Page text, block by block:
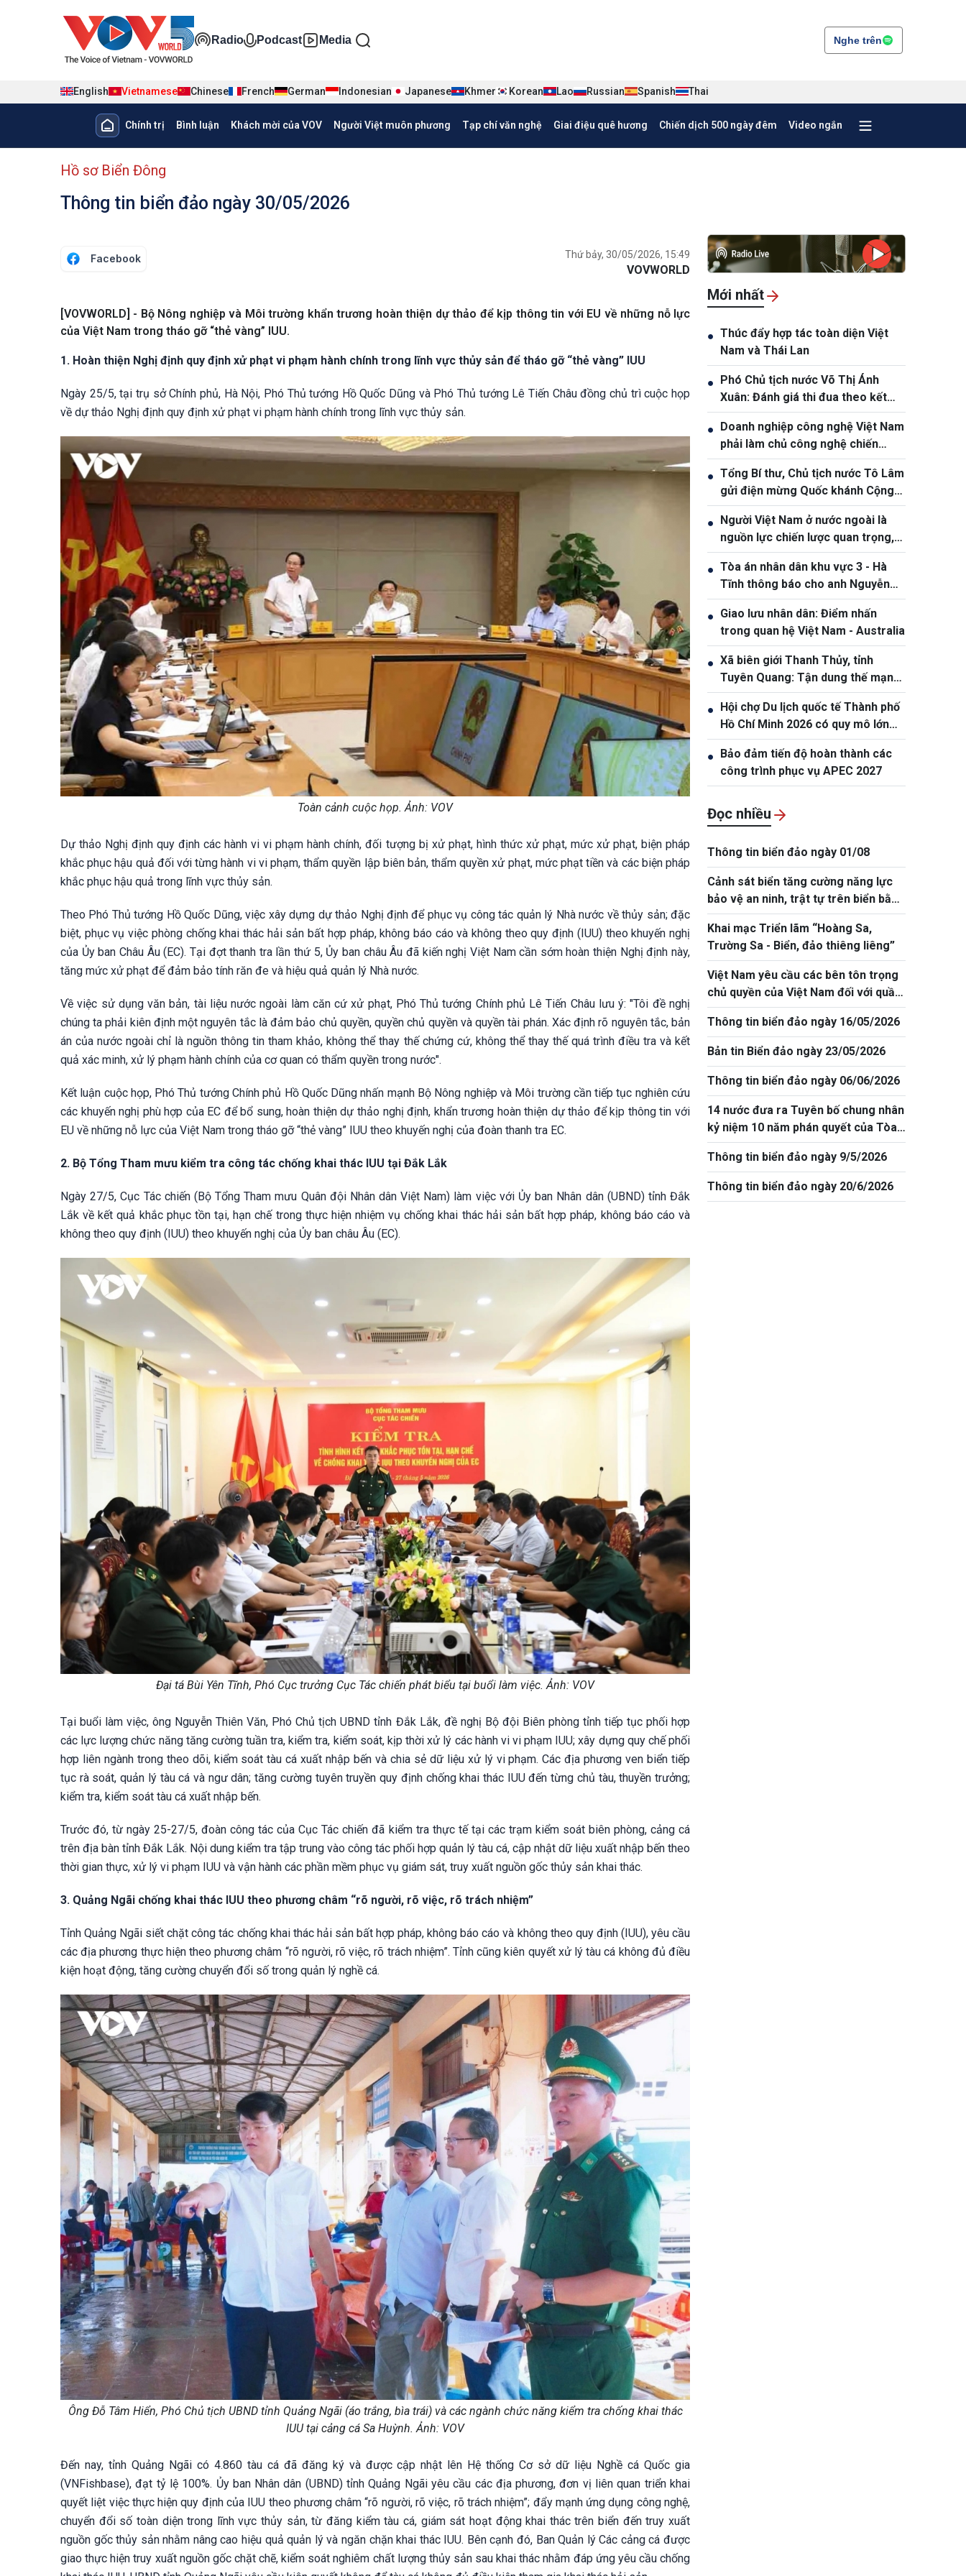
Đa phương tiện tiếng Việt
Radio Podcast Media Nghe trên
English Vietnamese Chinese French German Indonesian Japanese Khmer Korean Lao Russian Spanish Thai
Main navigation
Chính trị Bình luận Khách mời của VOV Người Việt muôn phương Tạp chí văn nghệ Giai điệu quê hương Chiến dịch 500 ngày đêm Video ngắn
menu phụ tiếng Việt
Hồ sơ Biển Đông
Thông tin biển đảo ngày 30/05/2026
Facebook Thứ bảy, 30/05/2026, 15:49
VOVWORLD
[VOVWORLD] - Bộ Nông nghiệp và Môi trường khẩn trương hoàn thiện dự thảo để kịp thông tin với EU về những nỗ lực
của Việt Nam trong tháo gỡ “thẻ vàng” IUU.
1. Hoàn thiện Nghị định quy định xử phạt vi phạm hành chính trong lĩnh vực thủy sản để tháo gỡ “thẻ vàng” IUU
Ngày 25/5, tại trụ sở Chính phủ, Hà Nội, Phó Thủ tướng Hồ Quốc Dũng và Phó Thủ tướng Lê Tiến Châu đồng chủ trì cuộc họp
về dự thảo Nghị định quy định xử phạt vi phạm hành chính trong lĩnh vực thủy sản.
Toàn cảnh cuộc họp. Ảnh: VOV
Dự thảo Nghị định quy định các hành vi vi phạm hành chính, đối tượng bị xử phạt, hình thức xử phạt, mức xử phạt, biện pháp
khắc phục hậu quả đối với từng hành vi vi phạm, thẩm quyền lập biên bản, thẩm quyền xử phạt, mức phạt tiền và các biện pháp
khắc phục hậu quả trong lĩnh vực thủy sản.
Theo Phó Thủ tướng Hồ Quốc Dũng, việc xây dựng dự thảo Nghị định để phục vụ công tác quản lý Nhà nước về thủy sản; đặc
biệt, phục vụ việc phòng chống khai thác hải sản bất hợp pháp, không báo cáo và không theo quy định (IUU) theo khuyến nghị
của Ủy ban Châu Âu (EC). Tại đợt thanh tra lần thứ 5, Ủy ban châu Âu đã kiến nghị Việt Nam cần sớm hoàn thiện Nghị định này,
tăng mức xử phạt để đảm bảo tính răn đe và hiệu quả quản lý Nhà nước.
Về việc sử dụng văn bản, tài liệu nước ngoài làm căn cứ xử phạt, Phó Thủ tướng Chính phủ Lê Tiến Châu lưu ý: "Tôi đề nghị
chúng ta phải kiên định một nguyên tắc là đảm bảo chủ quyền, quyền chủ quyền và quyền tài phán. Xác định rõ nguyên tắc, bản
án của nước ngoài chỉ là nguồn thông tin tham khảo, không thể thay thế chứng cứ, không thể thay thế quá trình điều tra và kết
quả xác minh, xử lý phạm hành chính của cơ quan có thẩm quyền trong nước".
Kết luận cuộc họp, Phó Thủ tướng Chính phủ Hồ Quốc Dũng nhấn mạnh Bộ Nông nghiệp và Môi trường cần tiếp tục nghiên cứu
các khuyến nghị phù hợp của EC để bổ sung, hoàn thiện dự thảo nghị định, khẩn trương hoàn thiện dự thảo để kịp thông tin với
EU về những nỗ lực của Việt Nam trong tháo gỡ “thẻ vàng” IUU theo khuyến nghị của đoàn thanh tra EC.
2. Bộ Tổng Tham mưu kiểm tra công tác chống khai thác IUU tại Đắk Lắk
Ngày 27/5, Cục Tác chiến (Bộ Tổng Tham mưu Quân đội Nhân dân Việt Nam) làm việc với Ủy ban Nhân dân (UBND) tỉnh Đắk
Lắk về kết quả khắc phục tồn tại, hạn chế trong thực hiện nhiệm vụ chống khai thác hải sản bất hợp pháp, không báo cáo và
không theo quy định (IUU) theo khuyến nghị của Ủy ban châu Âu (EC).
Đại tá Bùi Yên Tĩnh, Phó Cục trưởng Cục Tác chiến phát biểu tại buổi làm việc. Ảnh: VOV
Tại buổi làm việc, ông Nguyễn Thiên Văn, Phó Chủ tịch UBND tỉnh Đắk Lắk, đề nghị Bộ đội Biên phòng tỉnh tiếp tục phối hợp
các lực lượng chức năng tăng cường tuần tra, kiểm tra, kiểm soát, kịp thời xử lý các hành vi vi phạm IUU; xây dựng quy chế phối
hợp liên ngành trong theo dõi, kiểm soát tàu cá xuất nhập bến và chia sẻ dữ liệu xử lý vi phạm. Các địa phương ven biển tiếp
tục rà soát, quản lý tàu cá và ngư dân; tăng cường tuyên truyền quy định chống khai thác IUU đến từng chủ tàu, thuyền trưởng;
kiểm tra, kiểm soát tàu cá xuất nhập bến.
Trước đó, từ ngày 25-27/5, đoàn công tác của Cục Tác chiến đã kiểm tra thực tế tại các trạm kiểm soát biên phòng, cảng cá
trên địa bàn tỉnh Đắk Lắk. Nội dung kiểm tra tập trung vào công tác phối hợp quản lý tàu cá, cập nhật dữ liệu xuất nhập bến theo
thời gian thực, xử lý vi phạm IUU và vận hành các phần mềm phục vụ giám sát, truy xuất nguồn gốc thủy sản khai thác.
3. Quảng Ngãi chống khai thác IUU theo phương châm “rõ người, rõ việc, rõ trách nhiệm”
Tỉnh Quảng Ngãi siết chặt công tác chống khai thác hải sản bất hợp pháp, không báo cáo và không theo quy định (IUU), yêu cầu
các địa phương thực hiện theo phương châm “rõ người, rõ việc, rõ trách nhiệm”. Tỉnh cũng kiên quyết xử lý tàu cá không đủ điều
kiện hoạt động, tăng cường chuyển đổi số trong quản lý nghề cá.
Ông Đỗ Tâm Hiển, Phó Chủ tịch UBND tỉnh Quảng Ngãi (áo trắng, bìa trái) và các ngành chức năng kiểm tra chống khai thác
IUU tại cảng cá Sa Huỳnh. Ảnh: VOV
Đến nay, tỉnh Quảng Ngãi có 4.860 tàu cá đã đăng ký và được cập nhật lên Hệ thống Cơ sở dữ liệu Nghề cá Quốc gia
(VNFishbase), đạt tỷ lệ 100%. Ủy ban Nhân dân (UBND) tỉnh Quảng Ngãi yêu cầu các địa phương, đơn vị liên quan triển khai
quyết liệt việc thực hiện quy định của IUU theo phương châm “rõ người, rõ việc, rõ trách nhiệm”; đẩy mạnh ứng dụng công nghệ,
chuyển đổi số toàn diện trong lĩnh vực thủy sản, từ đăng kiểm tàu cá, giám sát hoạt động khai thác trên biển đến truy xuất
nguồn gốc thủy sản nhằm nâng cao hiệu quả quản lý và ngăn chặn khai thác IUU. Bên cạnh đó, Ban Quản lý Các cảng cá được
giao thực hiện truy xuất nguồn gốc chặt chẽ, kiểm soát nghiêm chất lượng thủy sản sau khai thác nhằm đáp ứng yêu cầu chống
Mới nhất
● Thúc đẩy hợp tác toàn diện Việt
Nam và Thái Lan
● Phó Chủ tịch nước Võ Thị Ánh
Xuân: Đánh giá thi đua theo kết
quả, sản phẩm và hiệu quả thực tế
● Doanh nghiệp công nghệ Việt Nam
phải làm chủ công nghệ chiến
lược, vươn ra thị trường quốc tế
● Tổng Bí thư, Chủ tịch nước Tô Lâm
gửi điện mừng Quốc khánh Cộng
hòa Bờ Biển Ngà
● Người Việt Nam ở nước ngoài là
nguồn lực chiến lược quan trọng,
góp phần nâng cao sức mạnh tổng
hợp quốc gia
● Tòa án nhân dân khu vực 3 - Hà
Tĩnh thông báo cho anh Nguyễn
Văn Đông
● Giao lưu nhân dân: Điểm nhấn
trong quan hệ Việt Nam - Australia
● Xã biên giới Thanh Thủy, tỉnh
Tuyên Quang: Tận dung thế mạnh
tự nhiên để nâng cao đời sống
nhân dân
● Hội chợ Du lịch quốc tế Thành phố
Hồ Chí Minh 2026 có quy mô lớn
nhất từ trước đến nay
● Bảo đảm tiến độ hoàn thành các
công trình phục vụ APEC 2027
Đọc nhiều
Thông tin biển đảo ngày 01/08
Cảnh sát biển tăng cường năng lực
bảo vệ an ninh, trật tự trên biển bằng
phương tiện không người lái
Khai mạc Triển lãm “Hoàng Sa,
Trường Sa - Biển, đảo thiêng liêng”
Việt Nam yêu cầu các bên tôn trọng
chủ quyền của Việt Nam đối với quần
đảo Trường Sa
Thông tin biển đảo ngày 16/05/2026
Bản tin Biển đảo ngày 23/05/2026
Thông tin biển đảo ngày 06/06/2026
14 nước đưa ra Tuyên bố chung nhân
kỷ niệm 10 năm phán quyết của Tòa
án Trọng tài Biển Đông
Thông tin biển đảo ngày 9/5/2026
Thông tin biển đảo ngày 20/6/2026